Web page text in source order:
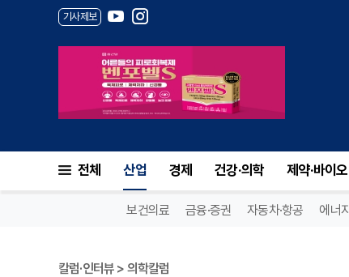
기사제보
전체 산업 경제 건강·의학 제약·바이오
보건의료 금융·증권 자동차·항공 에너지
칼럼·인터뷰 > 의학칼럼